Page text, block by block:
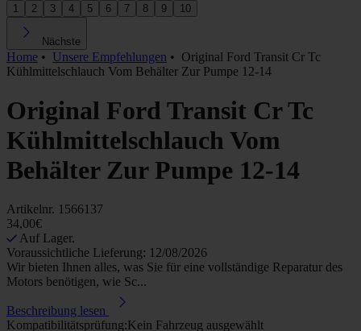
1
2 3 4 5 6 7 8 9 10
Nächste
Home • Unsere Empfehlungen • Original Ford Transit Cr Tc
Kühlmittelschlauch Vom Behälter Zur Pumpe 12-14
Original Ford Transit Cr Tc
Kühlmittelschlauch Vom
Behälter Zur Pumpe 12-14
Artikelnr. 1566137
34,00€
Auf Lager.
Voraussichtliche Lieferung: 12/08/2026
Wir bieten Ihnen alles, was Sie für eine vollständige Reparatur des
Motors benötigen, wie Sc...
Beschreibung lesen
Kompatibilitätsprüfung:Kein Fahrzeug ausgewählt